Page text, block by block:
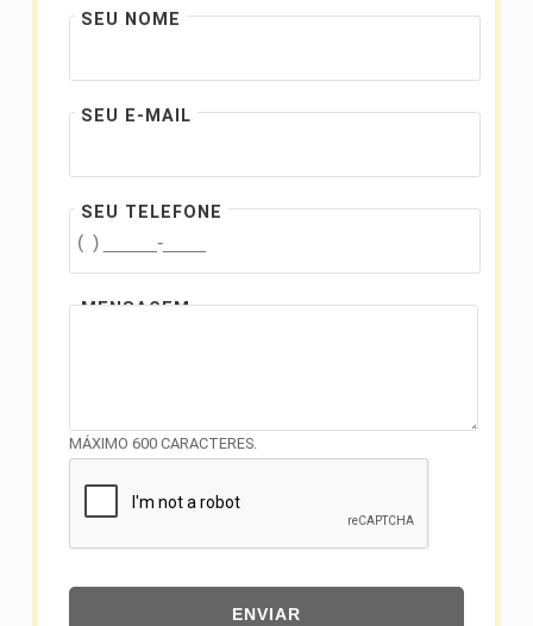
SEU NOME
SEU E-MAIL
SEU TELEFONE
MENSAGEM
MÁXIMO 600 CARACTERES.
ENVIAR